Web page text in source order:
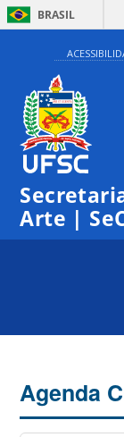
BRASIL
Arte |
Agenda
0:00
1:00
5:00